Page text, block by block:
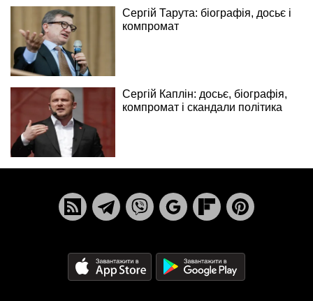
Сергій Тарута: біографія, досьє і
компромат
Сергій Каплін: досьє, біографія,
компромат і скандали політика